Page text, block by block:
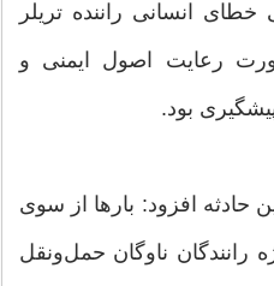
انسانی راننده تریلر
رعایت اصول ایمنی و
بود.
حادثه افزود: بارها از سوی
رانندگان ناوگان حمل‌ونقل